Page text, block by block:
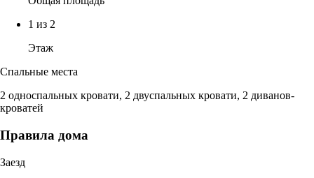
1 из 2
Этаж
Спальные места
2 односпальных кровати, 2 двуспальных кровати, 2 диванов-
кроватей
Правила дома
Заезд